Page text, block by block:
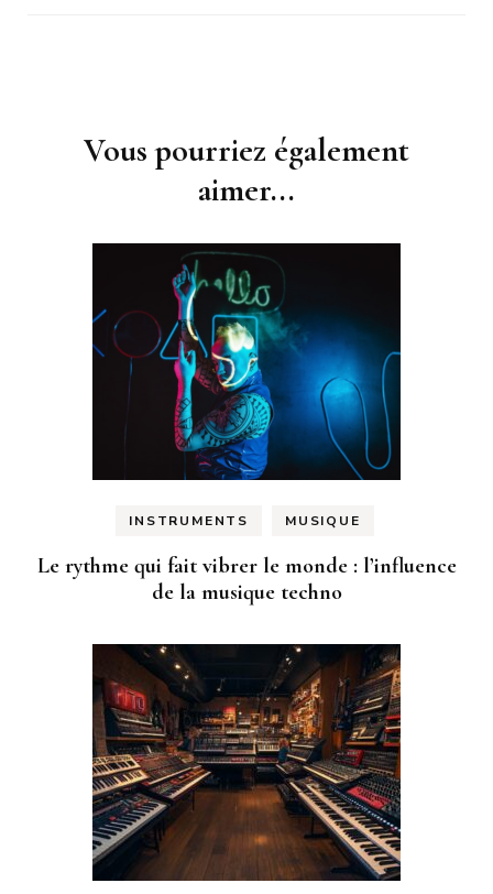
Vous pourriez également
aimer...
INSTRUMENTS MUSIQUE
Le rythme qui fait vibrer le monde : l’influence
de la musique techno